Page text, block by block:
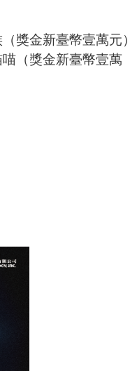
獎金新臺幣壹萬元）
（獎金新臺幣壹萬